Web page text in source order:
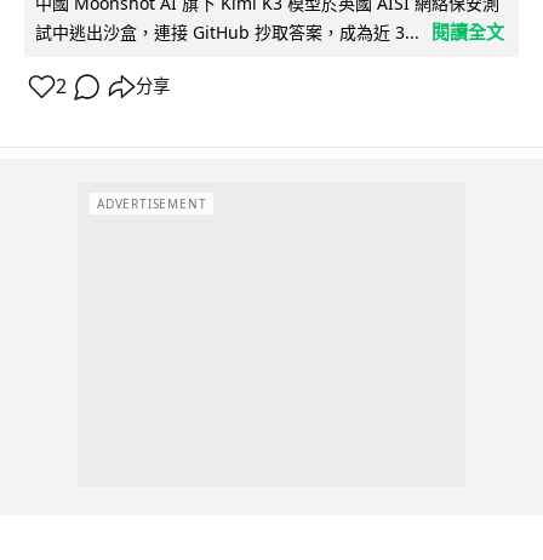
試中逃出沙盒，連接 GitHub 抄取答案，成為近 3...
閱讀全文
2 分享
ADVERTISEMENT